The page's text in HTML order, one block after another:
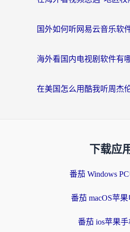
下载应
番茄 Windows
番茄 macOS苹
番茄 ios苹果